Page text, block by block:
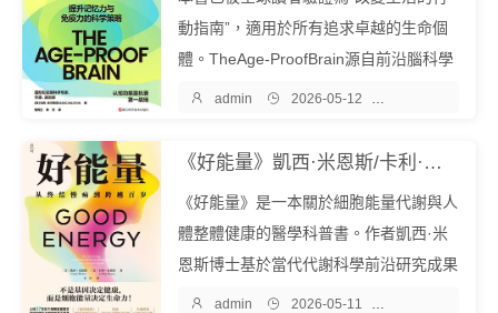
患者...
動指南”，適用於所有追求卓越的生命個
體。TheAge-ProofBrain源自前沿腦科學
研究，由加州大學洛杉磯分校生物化學博
0年研究與全球數百場演...
 admin  2026-05-12 
《好能量》凱西·米恩斯/卡利·米恩斯『中文EPUB電子書下載 - 爾書網』
《好能量》是一本關於細胞能量代謝與人
體整體健康的醫學科普書。作者凱西·米
恩斯博士基於當代代謝科學前沿研究成果
與臨床經驗指出，許多慢性疾病，包括情
 admin  2026-05-11 